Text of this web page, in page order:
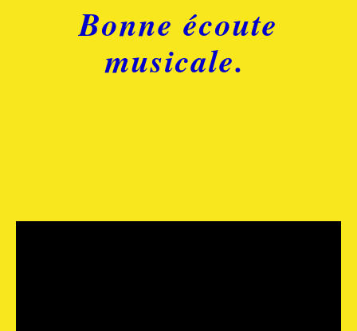
Bonne écoute
musicale.